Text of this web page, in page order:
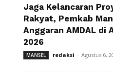
Jaga Kelancaran
Rakyat, Pemkab
Anggaran AMDAL di
2026
MANSEL redaksi - Agustus 6,